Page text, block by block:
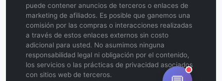
puede contener anuncios de terceros o enlaces de
marketing de afiliados. Es posible que ganemos una
comisión por las compras o interacciones realizadas
a través de estos enlaces externos sin costo
adicional para usted. No asumimos ninguna
responsabilidad legal ni obligación por el contenido,
los servicios o las prácticas de privacidad asociados
con sitios web de terceros.